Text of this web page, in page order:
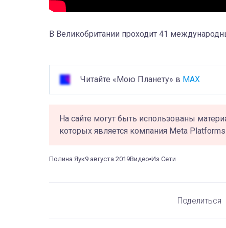
В Великобритании проходит 41
Читайте «Мою Планету» в MAX
На сайте могут быть использованы
которых является компания Meta
Полина Яук9 августа 2019Видео Из Сети
Поделиться